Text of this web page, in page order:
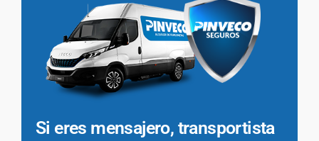
Si eres mensajero, transportista